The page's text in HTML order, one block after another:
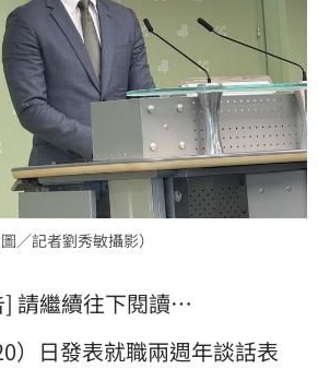
／記者劉秀敏攝影）
] 請繼續往下閱讀…
）日發表就職兩週年談話表